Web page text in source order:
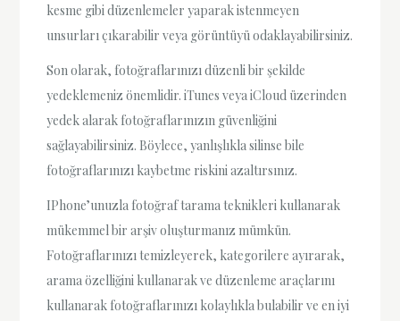
kesme gibi düzenlemeler yaparak istenmeyen
unsurları çıkarabilir veya görüntüyü odaklayabilirsiniz.
Son olarak, fotoğraflarınızı düzenli bir şekilde
yedeklemeniz önemlidir. iTunes veya iCloud üzerinden
yedek alarak fotoğraflarınızın güvenliğini
sağlayabilirsiniz. Böylece, yanlışlıkla silinse bile
fotoğraflarınızı kaybetme riskini azaltırsınız.
IPhone’unuzla fotoğraf tarama teknikleri kullanarak
mükemmel bir arşiv oluşturmanız mümkün.
Fotoğraflarınızı temizleyerek, kategorilere ayırarak,
arama özelliğini kullanarak ve düzenleme araçlarını
kullanarak fotoğraflarınızı kolaylıkla bulabilir ve en iyi